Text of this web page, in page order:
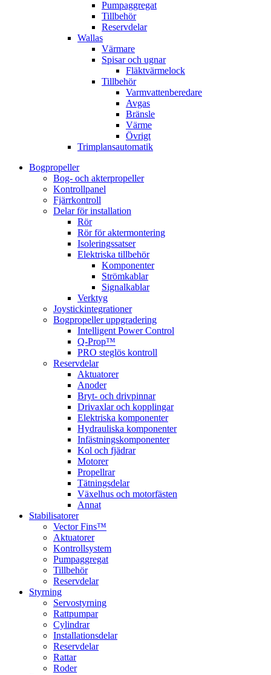
Pumpaggregat
Tillbehör
Reservdelar
Wallas
Värmare
Spisar och ugnar
Fläktvärmelock
Tillbehör
Varmvattenberedare
Avgas
Bränsle
Värme
Övrigt
Trimplansautomatik
Bogpropeller
Bog- och akterpropeller
Kontrollpanel
Fjärrkontroll
Delar för installation
Rör
Rör för aktermontering
Isoleringssatser
Elektriska tillbehör
Komponenter
Strömkablar
Signalkablar
Verktyg
Joystickintegrationer
Bogpropeller uppgradering
Intelligent Power Control
Q-Prop™
PRO steglös kontroll
Reservdelar
Aktuatorer
Anoder
Bryt- och drivpinnar
Drivaxlar och kopplingar
Elektriska komponenter
Hydrauliska komponenter
Infästningskomponenter
Kol och fjädrar
Motorer
Propellrar
Tätningsdelar
Växelhus och motorfästen
Annat
Stabilisatorer
Vector Fins™
Aktuatorer
Kontrollsystem
Pumpaggregat
Tillbehör
Reservdelar
Styrning
Servostyrning
Rattpumpar
Cylindrar
Installationsdelar
Reservdelar
Rattar
Roder